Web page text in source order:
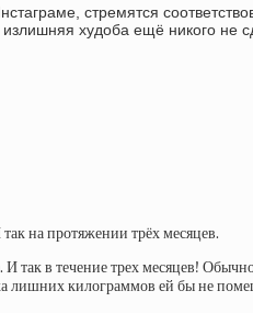
стремятся
худоба ещё никого не
на протяжении трёх месяцев.
в течение трех месяцев!
лишних килограммов ей бы не